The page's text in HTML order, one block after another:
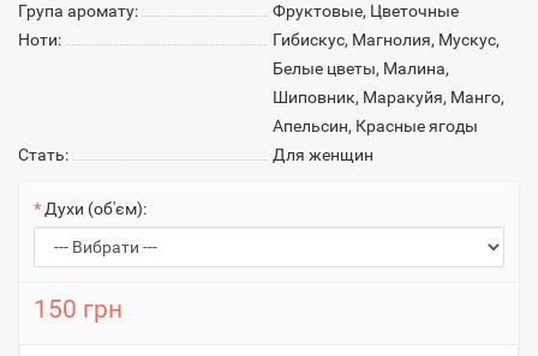
Група аромату:
Фруктовые, Цветочные
Ноти:
Гибискус, Магнолия, Мускус,
Белые цветы, Малина,
Шиповник, Маракуйя, Манго,
Апельсин, Красные ягоды
Стать:
Для женщин
Духи (об'єм):
150 грн